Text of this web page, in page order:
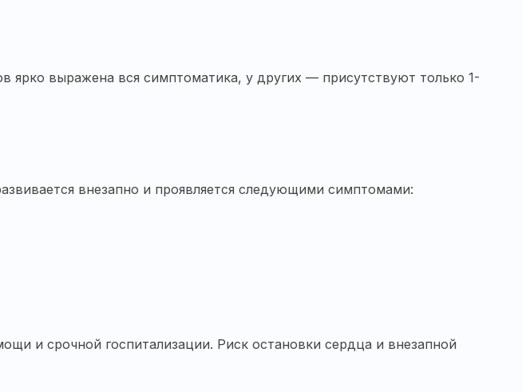
ярко выражена вся симптоматика, у других — присутствуют только 1-
внезапно и проявляется следующими симптомами:
и срочной госпитализации. Риск остановки сердца и внезапной